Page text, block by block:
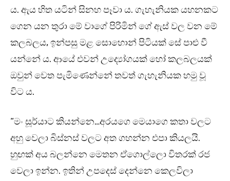
ය. ඇය හිත යටින් සිනහ පෑවා ය. ගැහැනියක යහනකට
ගෙන යන තුරා මේ වාගේ පිරිමින් ගේ ඇස් වල වන මේ
කලබලය, ඉන්පසු මළ සොහොන් පිටියක් සේ පාළු වී
යන්නේ ය. ආයේ එවන් උද්‍යෝගයක් හෝ කලබලයක්
ඔවුන් වෙත පැමිණෙන්නේ තවත් ගැහැනියක හමු වූ
විට ය.
“මං සූර්යාට කියන්නෙ…අරයගෙ මෙයාගෙ කතා වලට
අහු වෙලා බිස්නස් වලට අත ගහන්න එපා කියලයි.
හුඟක් අය බලන්නෙ මෙතන ඒගොල්ලො විතරක් රජ
වෙලා ඉන්න. ඉතින් උපදෙස් දෙන්නෙ කෙලවිලා